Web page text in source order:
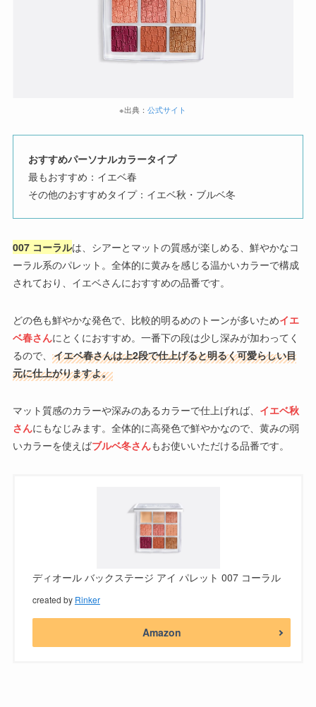
※出典：公式サイト
おすすめパーソナルカラータイプ
最もおすすめ：イエベ春
その他のおすすめタイプ：イエベ秋・ブルベ冬
007 コーラルは、シアーとマットの質感が楽しめる、鮮やかなコ
ーラル系のパレット。全体的に黄みを感じる温かいカラーで構成
されており、イエベさんにおすすめの品番です。
どの色も鮮やかな発色で、比較的明るめのトーンが多いためイエ
ベ春さんにとくにおすすめ。一番下の段は少し深みが加わってく
るので、 イエベ春さんは上2段で仕上げると明るく可愛らしい目
元に仕上がりますよ。
マット質感のカラーや深みのあるカラーで仕上げれば、 イエベ秋
さんにもなじみます。全体的に高発色で鮮やかなので、黄みの弱
いカラーを使えばブルベ冬さんもお使いいただける品番です。
ディオール バックステージ アイ パレット 007 コーラル
created by Rinker
Amazon